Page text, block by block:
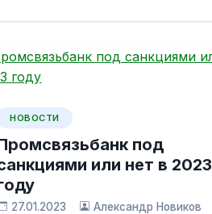
НОВОСТИ
под
или нет в 2023
27.01.2023 Александр Новиков